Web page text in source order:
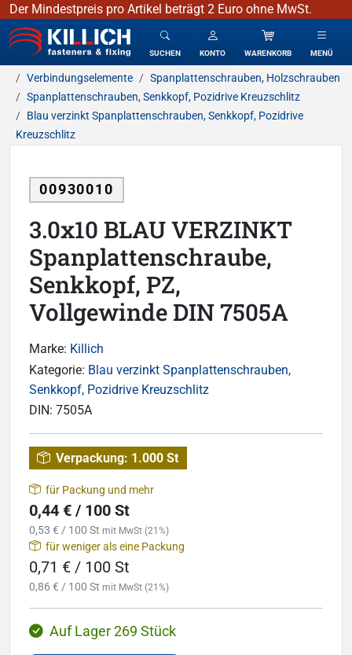
Der Mindestpreis pro Artikel beträgt 2 Euro ohne MwSt.
KILLICH - Verbindungselemente
SUCHEN KONTO WARENKORB MENÜ
Verbindungselemente
Spanplattenschrauben, Holzschrauben
Spanplattenschrauben, Senkkopf, Pozidrive Kreuzschlitz
Blau verzinkt Spanplattenschrauben, Senkkopf, Pozidrive
Kreuzschlitz
00930010
3.0x10 BLAU VERZINKT
Spanplattenschraube,
Senkkopf, PZ,
Vollgewinde DIN 7505A
Marke: Killich
Kategorie: Blau verzinkt Spanplattenschrauben,
Senkkopf, Pozidrive Kreuzschlitz
DIN: 7505A
Verpackung: 1.000 St
für Packung und mehr
0,44 € / 100 St
0,53 € / 100 St mit MwSt (21%)
für weniger als eine Packung
0,71 € / 100 St
0,86 € / 100 St mit MwSt (21%)
Auf Lager 269 Stück